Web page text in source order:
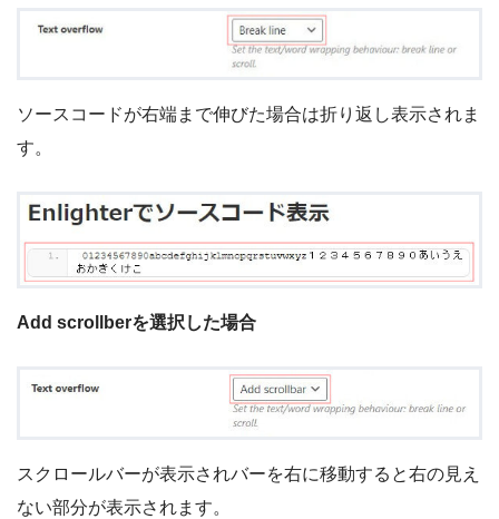
ソースコードが右端まで伸びた場合は折り返し表示されま
す。
Add scrollberを選択した場合
スクロールバーが表示されバーを右に移動すると右の見え
ない部分が表示されます。